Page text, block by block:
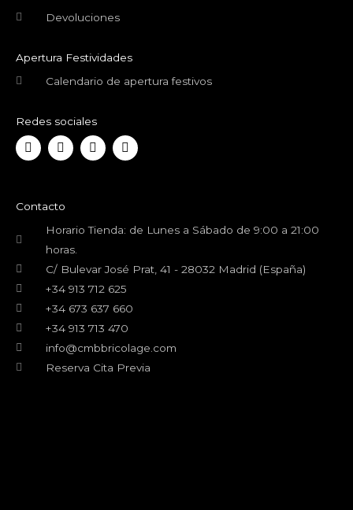
Devoluciones
Apertura Festividades
Calendario de apertura festivos
Redes sociales
F
a
c
o
T
w
i
e
Y
o
u
I
n
s
a
Contacto
Horario Tienda: de Lunes a Sábado de 9:00 a 21:00
horas.
C/ Bulevar José Prat, 41 - 28032 Madrid (España)
+34 913 712 625
+34 673 637 660
+34 913 713 470
info@cmbbricolage.com
Reserva Cita Previa